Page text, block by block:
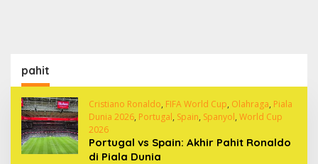
pahit
Cristiano Ronaldo, FIFA World Cup, Olahraga, Piala
Dunia 2026, Portugal, Spain, Spanyol, World Cup
2026
Portugal vs Spain: Akhir Pahit Ronaldo
di Piala Dunia